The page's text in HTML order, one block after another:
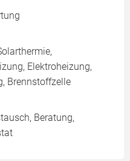
Elektroheizung,
Brennstoffzelle
Beratung,